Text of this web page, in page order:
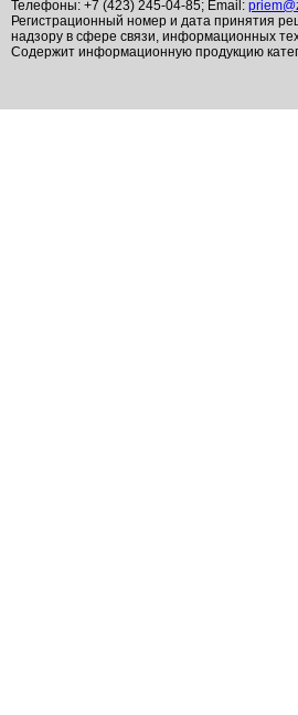
Телефоны: +7 (423) 245-04-85; Email:
Регистрационный номер и дата принятия
надзору в сфере связи, информационных
Содержит информационную продукцию